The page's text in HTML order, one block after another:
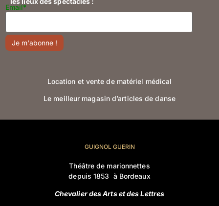
Email*
Location et vente de matériel médical
Le meilleur magasin d’articles de danse
GUIGNOL GUERIN
Théâtre de marionnettes
depuis 1853 à Bordeaux
Chevalier des Arts et des Lettres